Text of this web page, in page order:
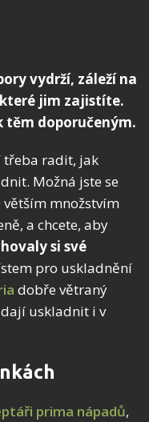
vydrží, záleží na
jim zajistíte.
těm doporučeným.
třeba radit, jak
Možná jste se
množstvím
a chcete, aby
si své
pro uskladnění
dobře větraný
uskladnit i v
prima nápadů,